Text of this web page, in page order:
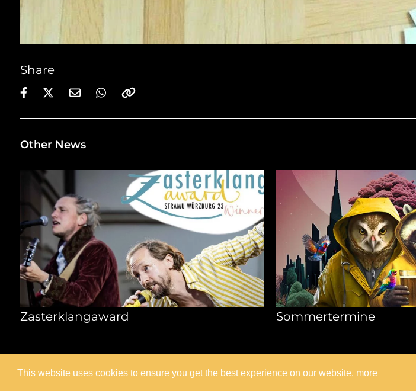
Share
Other News
Zasterklangaward Sommertermine
Impressum Datenschutzerklärung Bandtheme
This website uses cookies to ensure you get the best experience on our website. more